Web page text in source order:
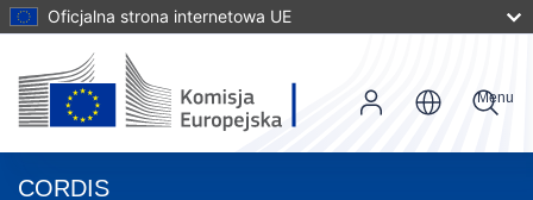
Oficjalna strona internetowa UE
CORDIS
Menu